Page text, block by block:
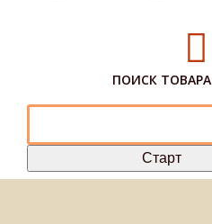
ПОИСК ТОВАРА